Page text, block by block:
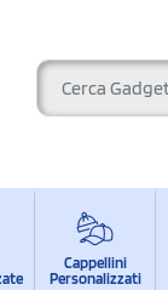
Cappellini
Personalizzati